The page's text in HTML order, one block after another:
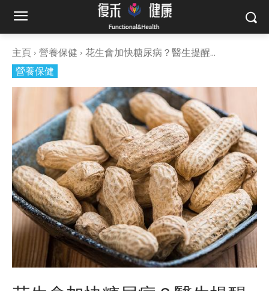
主頁 營養保健
花生會加快糖尿病？醫生提醒...
營養保健